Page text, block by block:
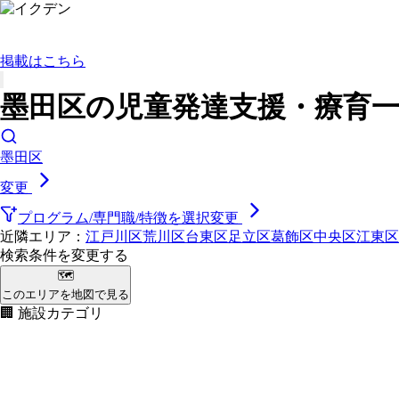
掲載はこちら
墨田区の児童発達支援・療育
墨田区
変更
プログラム/専門職/特徴を選択変更
近隣エリア： 江戸川区荒川区台東区足立区葛飾区中央区江東区
検索条件を変更する
🗺
このエリアを地図で見る
🏢 施設カテゴリ